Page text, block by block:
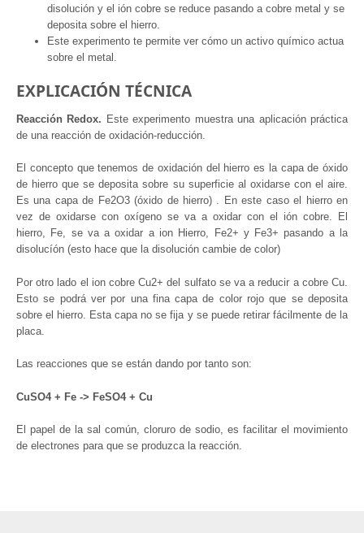
disolución y el ión cobre se reduce pasando a cobre metal y se
deposita sobre el hierro.
Este experimento te permite ver cómo un activo químico actua
sobre el metal.
EXPLICACIÓN TÉCNICA
Reacción Redox. Este experimento muestra una aplicación práctica
de una reacción de oxidación-reducción.
El concepto que tenemos de oxidación del hierro es la capa de óxido
de hierro que se deposita sobre su superficie al oxidarse con el aire.
Es una capa de Fe2O3 (óxido de hierro) . En este caso el hierro en
vez de oxidarse con oxígeno se va a oxidar con el ión cobre. El
hierro, Fe, se va a oxidar a ion Hierro, Fe2+ y Fe3+ pasando a la
disolucíón (esto hace que la disolución cambie de color)
Por otro lado el ion cobre Cu2+ del sulfato se va a reducir a cobre Cu.
Esto se podrá ver por una fina capa de color rojo que se deposita
sobre el hierro. Esta capa no se fija y se puede retirar fácilmente de la
placa.
Las reacciones que se están dando por tanto son:
CuSO4 + Fe -> FeSO4 + Cu
El papel de la sal común, cloruro de sodio, es facilitar el movimiento
de electrones para que se produzca la reacción.